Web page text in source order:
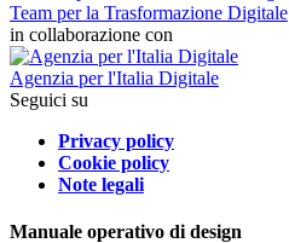
Team per la Trasformazione Digitale
in collaborazione con
Agenzia per l'Italia Digitale
Seguici su
Privacy policy
Cookie policy
Note legali
Manuale operativo di design